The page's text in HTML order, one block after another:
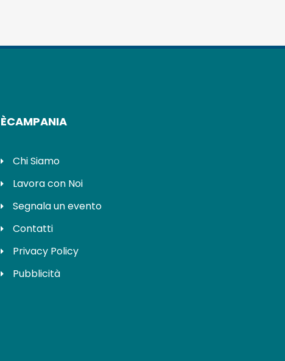
ÈCAMPANIA
Chi Siamo
Lavora con Noi
Segnala un evento
Contatti
Privacy Policy
Pubblicità